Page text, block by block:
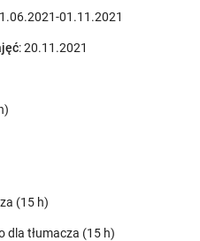
01.11.2021
: 20.11.2021
(15 h)
dla tłumacza (15 h)